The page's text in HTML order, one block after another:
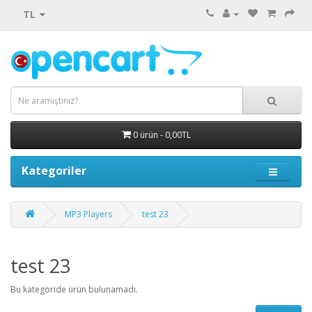
TL
0 ürün - 0,00TL
Kategoriler
MP3 Players test 23
test 23
Bu kategoride ürün bulunamadı.